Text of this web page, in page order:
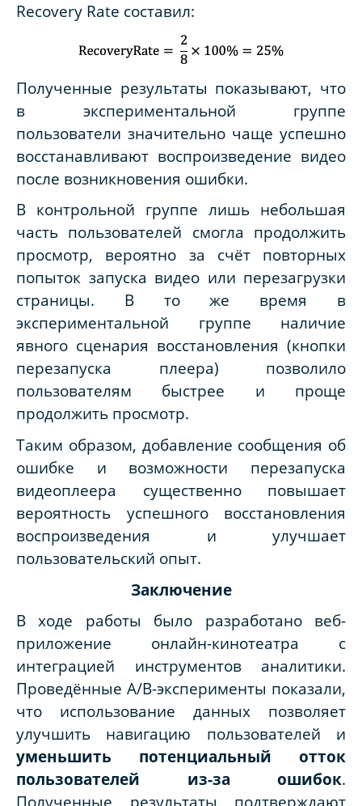
Recovery Rate составил:
Полученные результаты показывают, что
в экспериментальной группе
пользователи значительно чаще успешно
восстанавливают воспроизведение видео
после возникновения ошибки.
В контрольной группе лишь небольшая
часть пользователей смогла продолжить
просмотр, вероятно за счёт повторных
попыток запуска видео или перезагрузки
страницы. В то же время в
экспериментальной группе наличие
явного сценария восстановления (кнопки
перезапуска плеера) позволило
пользователям быстрее и проще
продолжить просмотр.
Таким образом, добавление сообщения об
ошибке и возможности перезапуска
видеоплеера существенно повышает
вероятность успешного восстановления
воспроизведения и улучшает
пользовательский опыт.
Заключение
В ходе работы было разработано веб-
приложение онлайн-кинотеатра с
интеграцией инструментов аналитики.
Проведённые A/B-эксперименты показали,
что использование данных позволяет
улучшить навигацию пользователей и
уменьшить потенциальный отток
пользователей из-за ошибок.
Полученные результаты подтверждают